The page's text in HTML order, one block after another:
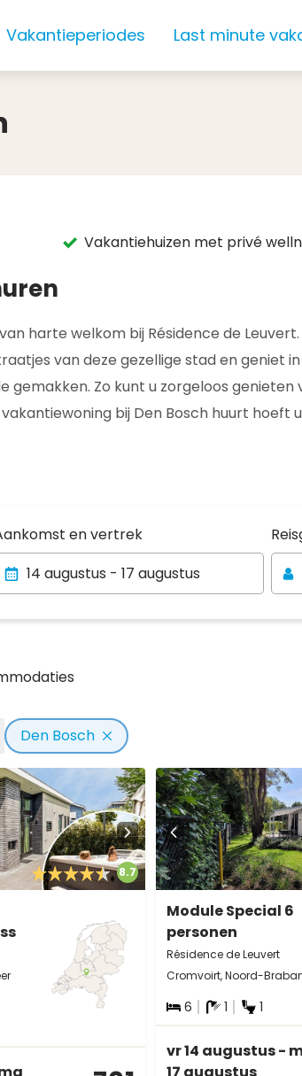
Vakantieperiodes Last minute
Vakantiehuizen met privé
harte welkom bij Résidence de
van deze gezellige stad en geniet
Zo kunt u zorgeloos
bij Den Bosch huurt hoeft
en vertrek
Den Bosch
8.7
Module Special 6
personen
Résidence de Leuvert
Cromvoirt, Noord-
6 1 1
vr 14 augustus -